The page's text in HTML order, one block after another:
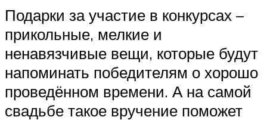
Подарки за участие в конкурсах –
прикольные, мелкие и
ненавязчивые вещи, которые будут
напоминать победителям о хорошо
проведённом времени. А на самой
свадьбе такое вручение поможет